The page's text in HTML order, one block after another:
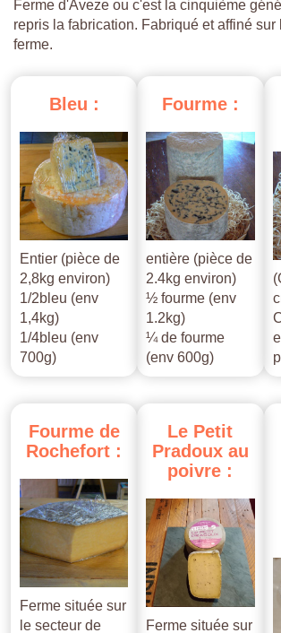
Ferme d'Aveze ou c'est la cinquième
repris la fabrication. Fabriqué et affiné sur
ferme.
Bleu :
Entier (pièce de
2,8kg environ)
1/2bleu (env
1,4kg)
1/4bleu (env
700g)
Fourme :
entière (pièce de
2.4kg environ)
½ fourme (env
1.2kg)
¼ de fourme
(env 600g)
Fourme de
Rochefort :
Ferme située sur
le secteur de
Le Petit
Pradoux au
poivre :
Ferme située sur